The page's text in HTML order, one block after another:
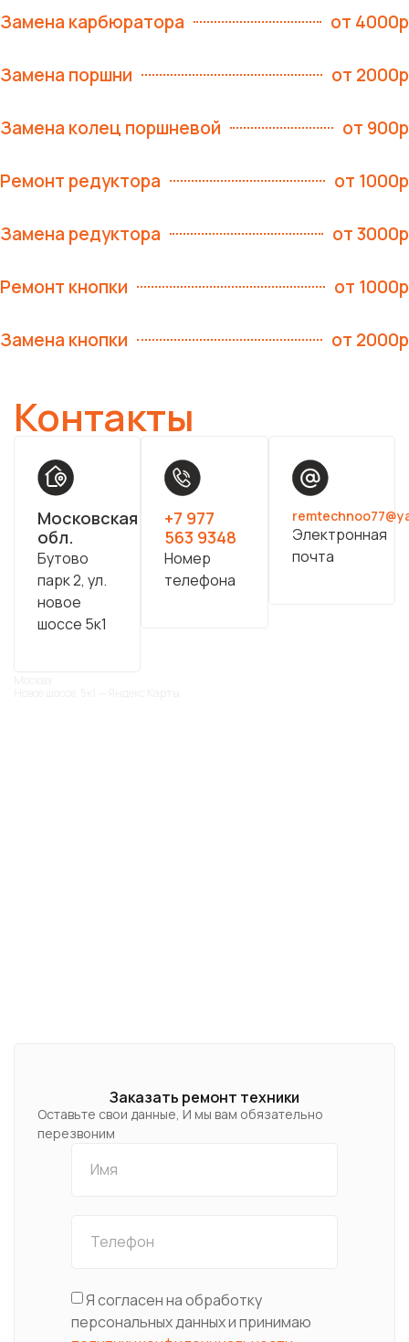
Замена карбюратора от 4000р
Замена поршни от 2000р
Замена колец поршневой от 900р
Ремонт редуктора от 1000р
Замена редуктора от 3000р
Ремонт кнопки от 1000р
Замена кнопки от 2000р
Контакты
Московская
обл.
Бутово
парк 2, ул.
новое
шоссе 5к1
+7 977
563 9348
Номер
телефона
Электронная
почта
Заказать ремонт техники
Оставьте свои данные, И мы вам обязательно
перезвоним
Я согласен на обработку
персональных данных и принимаю